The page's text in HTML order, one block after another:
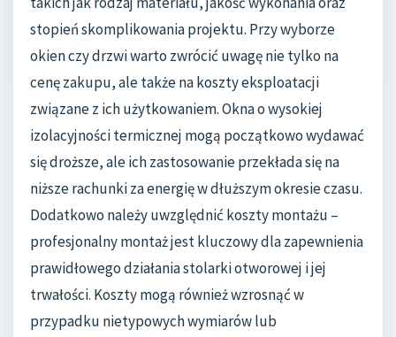
stopień skomplikowania projektu. Przy wyborze
okien czy drzwi warto zwrócić uwagę nie tylko na
cenę zakupu, ale także na koszty eksploatacji
związane z ich użytkowaniem. Okna o wysokiej
izolacyjności termicznej mogą początkowo wydawać
się droższe, ale ich zastosowanie przekłada się na
niższe rachunki za energię w dłuższym okresie czasu.
Dodatkowo należy uwzględnić koszty montażu –
profesjonalny montaż jest kluczowy dla zapewnienia
prawidłowego działania stolarki otworowej i jej
trwałości. Koszty mogą również wzrosnąć w
przypadku nietypowych wymiarów lub